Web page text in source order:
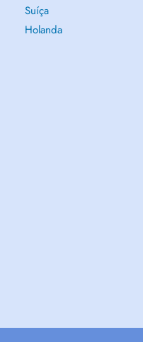
Suíça
Holanda